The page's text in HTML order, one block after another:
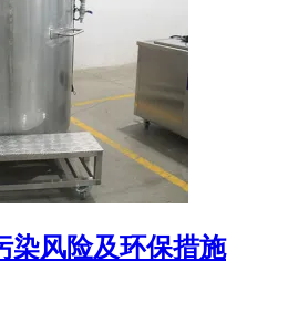
染风险及环保措施